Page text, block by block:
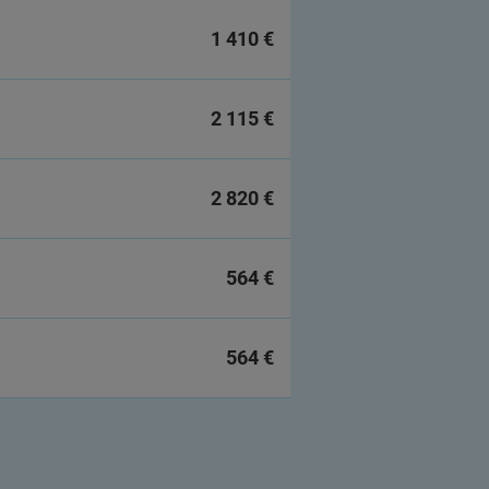
1 410 €
2 115 €
2 820 €
564 €
564 €